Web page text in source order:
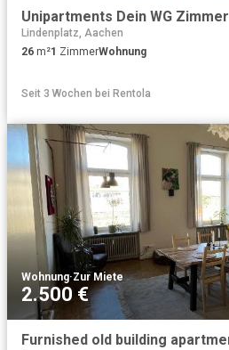
Unipartments Dein WG Zimmer
Lindenplatz, Aachen
26 m²1 ZimmerWohnung
Seit 3 Wochen bei Rentola
Wohnung·Zur Miete
2.500 €